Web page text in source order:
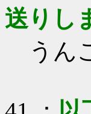
送りし
うん